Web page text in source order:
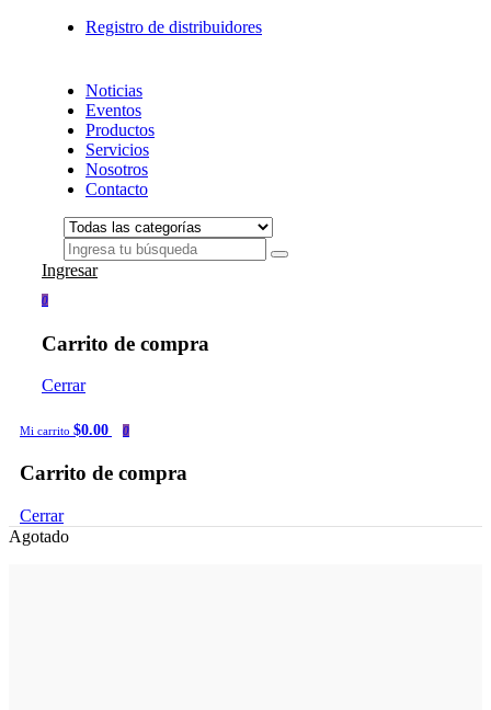
Registro de distribuidores
Noticias
Eventos
Productos
Servicios
Nosotros
Contacto
Ingresar
0
Carrito de compra
Cerrar
Mi carrito $0.00 0
Carrito de compra
Cerrar
Agotado